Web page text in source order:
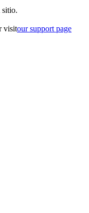
sitio.
visitour support page